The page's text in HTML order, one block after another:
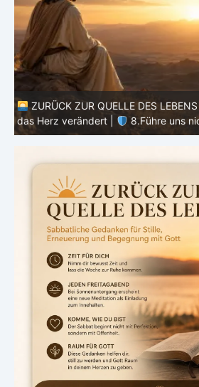
ZURÜCK ZUR QUELLE DES
das Herz verändert |
7.Wie auch
Schuldigern